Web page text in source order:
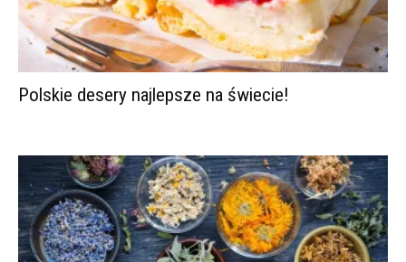
Polskie desery najlepsze na świecie!